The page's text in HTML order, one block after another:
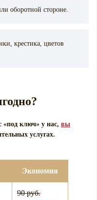
оборотной стороне.
крестика, цветов
ключ» у нас, вы
услугах.
Экономия
90 руб.